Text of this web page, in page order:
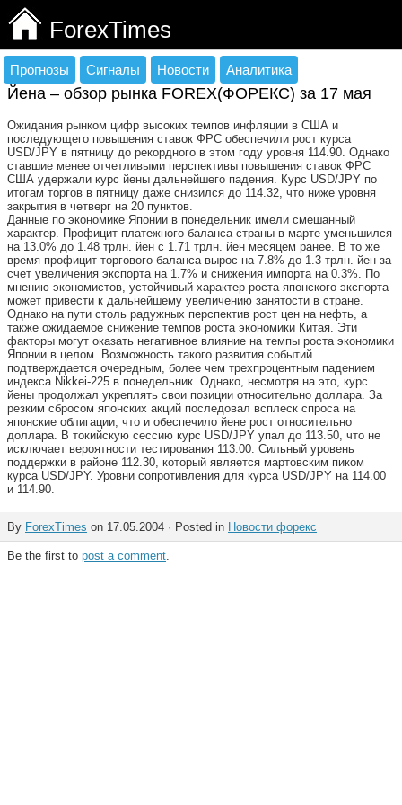
ForexTimes
Прогнозы Сигналы Новости Аналитика
Йена – обзор рынка FOREX(ФОРЕКС) за 17 мая
Ожидания рынком цифр высоких темпов инфляции в США и
последующего повышения ставок ФРС обеспечили рост курса
USD/JPY в пятницу до рекордного в этом году уровня 114.90. Однако
ставшие менее отчетливыми перспективы повышения ставок ФРС
США удержали курс йены дальнейшего падения. Курс USD/JPY по
итогам торгов в пятницу даже снизился до 114.32, что ниже уровня
закрытия в четверг на 20 пунктов.
Данные по экономике Японии в понедельник имели смешанный
характер. Профицит платежного баланса страны в марте уменьшился
на 13.0% до 1.48 трлн. йен с 1.71 трлн. йен месяцем ранее. В то же
время профицит торгового баланса вырос на 7.8% до 1.3 трлн. йен за
счет увеличения экспорта на 1.7% и снижения импорта на 0.3%. По
мнению экономистов, устойчивый характер роста японского экспорта
может привести к дальнейшему увеличению занятости в стране.
Однако на пути столь радужных перспектив рост цен на нефть, а
также ожидаемое снижение темпов роста экономики Китая. Эти
факторы могут оказать негативное влияние на темпы роста экономики
Японии в целом. Возможность такого развития событий
подтверждается очередным, более чем трехпроцентным падением
индекса Nikkei-225 в понедельник. Однако, несмотря на это, курс
йены продолжал укреплять свои позиции относительно доллара. За
резким сбросом японских акций последовал всплеск спроса на
японские облигации, что и обеспечило йене рост относительно
доллара. В токийскую сессию курс USD/JPY упал до 113.50, что не
исключает вероятности тестирования 113.00. Сильный уровень
поддержки в районе 112.30, который является мартовским пиком
курса USD/JPY. Уровни сопротивления для курса USD/JPY на 114.00
и 114.90.
By ForexTimes on 17.05.2004 · Posted in Новости форекс
Be the first to post a comment.